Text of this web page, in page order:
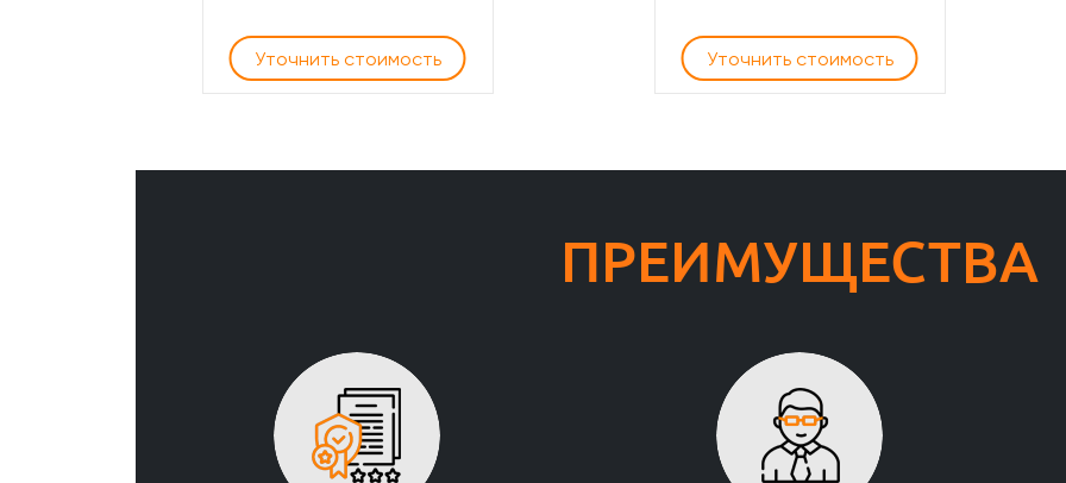
Уточнить стоимость Уточнить стоимость
ПРЕИМУЩЕСТВА